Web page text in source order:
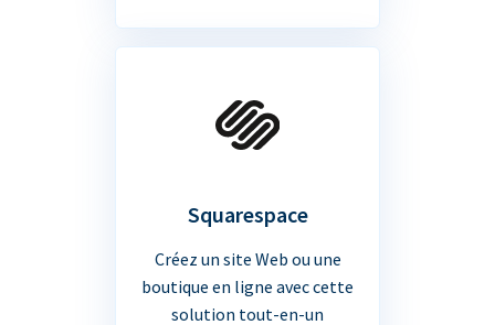
Squarespace
Créez un site Web ou une
boutique en ligne avec cette
solution tout-en-un